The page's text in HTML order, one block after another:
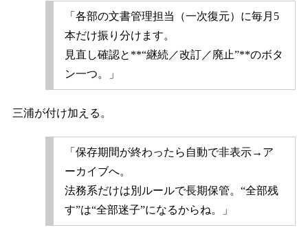
「各部の文書管理担当（一次復元）に毎月5
本だけ振り分けます。
見直し確認と**“継続／改訂／廃止”**のボタ
ン一つ。」
三浦が付け加える。
「保存期間が終わったら自動で非表示→ア
ーカイブへ。
法務系だけは別ルールで長期保管。“全部残
す”は“全部迷子”になるからね。」